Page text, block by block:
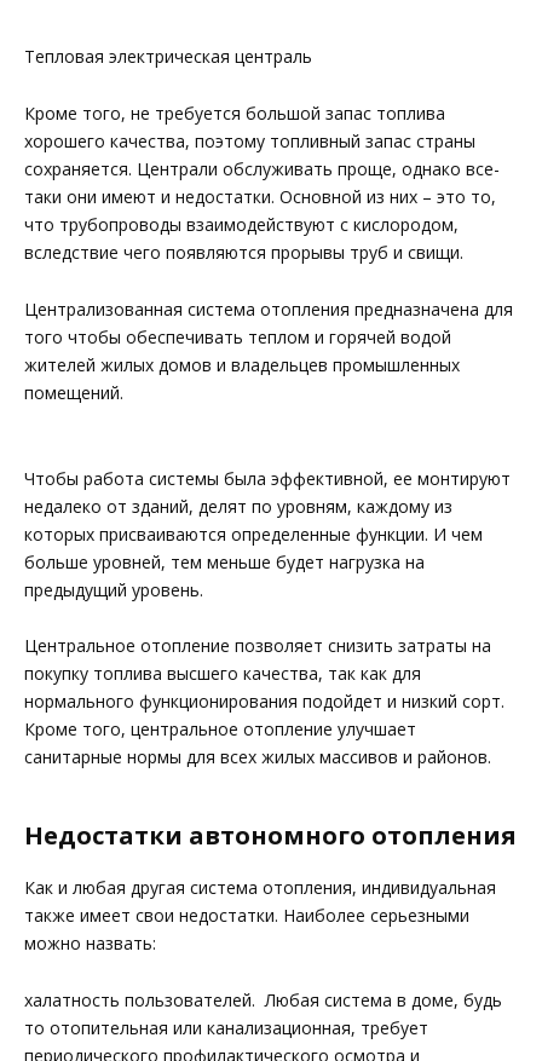
Тепловая электрическая централь
Кроме того, не требуется большой запас топлива
хорошего качества, поэтому топливный запас страны
сохраняется. Централи обслуживать проще, однако все-
таки они имеют и недостатки. Основной из них – это то,
что трубопроводы взаимодействуют с кислородом,
вследствие чего появляются прорывы труб и свищи.
Централизованная система отопления предназначена для
того чтобы обеспечивать теплом и горячей водой
жителей жилых домов и владельцев промышленных
помещений.
Чтобы работа системы была эффективной, ее монтируют
недалеко от зданий, делят по уровням, каждому из
которых присваиваются определенные функции. И чем
больше уровней, тем меньше будет нагрузка на
предыдущий уровень.
Центральное отопление позволяет снизить затраты на
покупку топлива высшего качества, так как для
нормального функционирования подойдет и низкий сорт.
Кроме того, центральное отопление улучшает
санитарные нормы для всех жилых массивов и районов.
Недостатки автономного отопления
Как и любая другая система отопления, индивидуальная
также имеет свои недостатки. Наиболее серьезными
можно назвать:
халатность пользователей. Любая система в доме, будь
то отопительная или канализационная, требует
периодического профилактического осмотра и